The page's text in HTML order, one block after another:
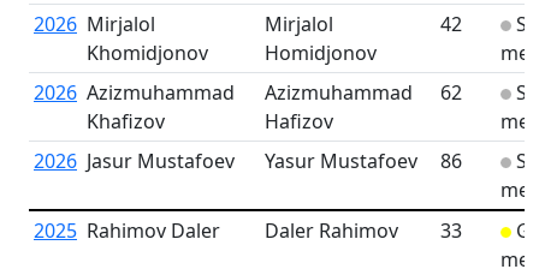
2026 Mirjalol
Khomidjonov
Mirjalol
Homidjonov
42
2026 Azizmuhammad
Khafizov
Azizmuhammad
Hafizov
62
2026 Jasur Mustafoev Yasur Mustafoev 86
2025 Rahimov Daler Daler Rahimov 33